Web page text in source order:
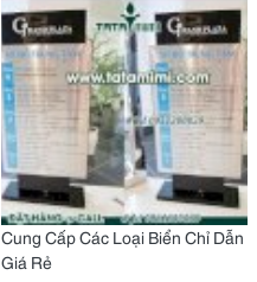
Cung Cấp Các Loại Biển Chỉ Dẫn
Giá Rẻ